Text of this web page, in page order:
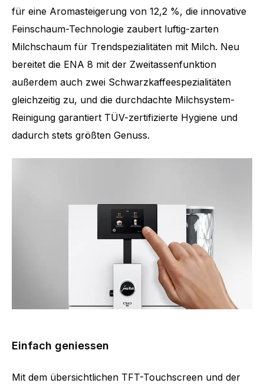
Anzahl Spezialitäten 15
für eine Aromasteigerung von 12,2 %, die innovative
Feinschaum-Technologie zaubert luftig-zarten
Milchschaum für Trendspezialitäten mit Milch. Neu
bereitet die ENA 8 mit der Zweitassenfunktion
außerdem auch zwei Schwarzkaffeespezialitäten
gleichzeitig zu, und die durchdachte Milchsystem-
Reinigung garantiert TÜV-zertifizierte Hygiene und
dadurch stets größten Genuss.
Einfach geniessen
Mit dem übersichtlichen TFT-Touchscreen und der